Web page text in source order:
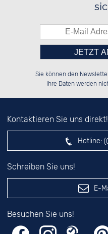
██░░░░░░██░░██░░░░░░██░░░░░░██░░
██████░░██████░░░░████░░░░████░░
░░░░██░░░░░░██░░██░░░░░░░░░░██░░
Sie können den
Ihre Daten werden
Kontaktieren Sie uns direkt!
Hotline:
Schreiben Sie uns!
E-
Besuchen Sie uns!